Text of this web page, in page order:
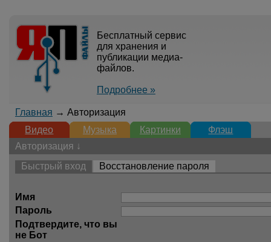
Бесплатный сервис
для хранения и
публикации медиа-
файлов.
Подробнее »
Главная → Авторизация
Видео
Музыка Картинки
Флэш
Авторизация ↓
Быстрый вход
Восстановление пароля
Имя
Пароль
Подтвердите, что вы
не Бот